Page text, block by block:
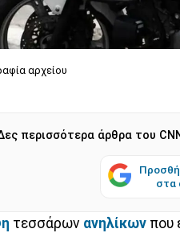
αρχείου
περισσότερα άρθρα του
στα
τεσσάρων ανηλίκων που